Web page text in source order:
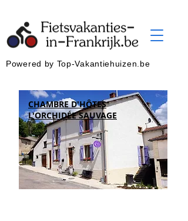
Powered by Top-Vakantiehuizen.be
CHAMBRE D'HÔTES
L'ORCHIDÉE SAUVAGE